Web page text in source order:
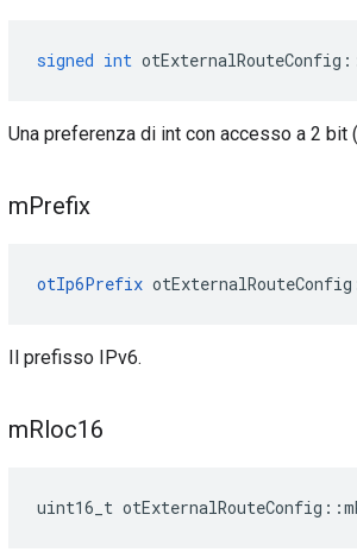
signed int otExternalRouteConfig
Una preferenza di int con accesso a 2 bit (
mPrefix
otIp6Prefix otExternalRouteConfig
Il prefisso IPv6.
mRloc16
uint16_t otExternalRouteConfig ::